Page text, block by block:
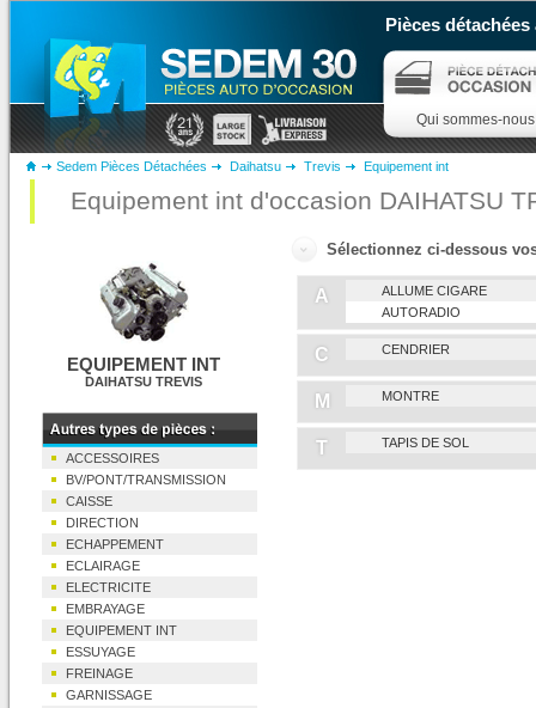
Pièces
Qui sommes-
Sedem Pièces Détachées Daihatsu Trevis Equipement int
Equipement int d'occasion DAIHATSU
EQUIPEMENT INT
DAIHATSU TREVIS
ACCESSOIRES
BV/PONT/TRANSMISSION
CAISSE
DIRECTION
ECHAPPEMENT
ECLAIRAGE
ELECTRICITE
EMBRAYAGE
EQUIPEMENT INT
ESSUYAGE
FREINAGE
GARNISSAGE
Sélectionnez ci-dessous
A
ALLUME CIGARE
AUTORADIO
C CENDRIER
M MONTRE
T TAPIS DE SOL